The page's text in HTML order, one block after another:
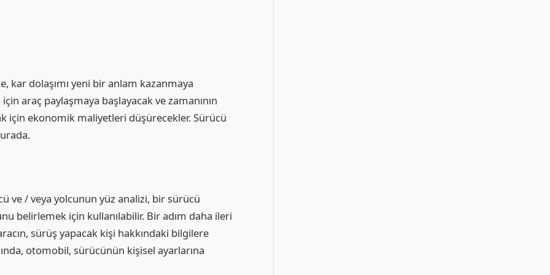
kar dolaşımı yeni bir anlam kazanmaya
araç paylaşmaya başlayacak ve zamanının
için ekonomik maliyetleri düşürecekler. Sürücü
ve / veya yolcunun yüz analizi, bir sürücü
belirlemek için kullanılabilir. Bir adım daha ileri
sürüş yapacak kişi hakkındaki bilgilere
otomobil, sürücünün kişisel ayarlarına